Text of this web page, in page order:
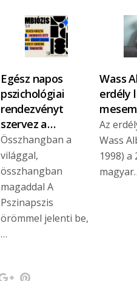
Egész napos
pszichológiai
rendezvényt
szervez a…
Összhangban a
világgal,
összhangban
magaddal A
Pszinapszis
örömmel jelenti be,
…
Wass
erdély
Az
Wass
1998) a